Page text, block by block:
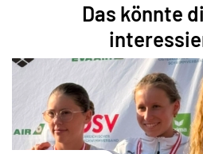
Das könnte